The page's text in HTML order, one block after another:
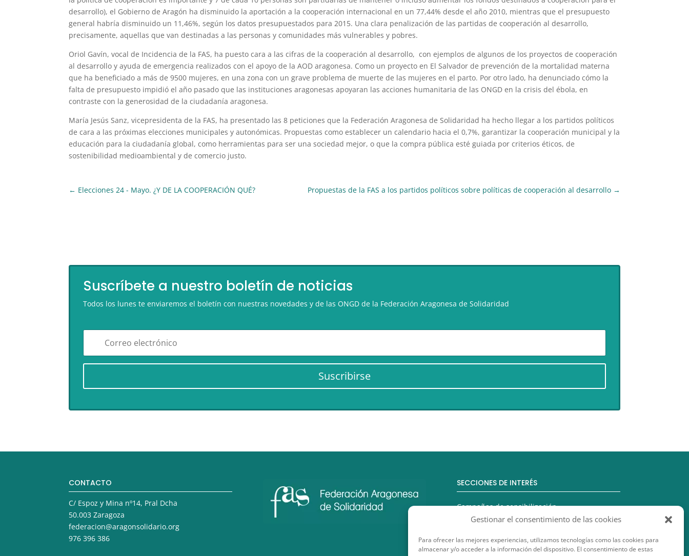
Gestionar el consentimiento de las cookies
Para ofrecer las mejores experiencias, utilizamos tecnologías como las cookies para
almacenar y/o acceder a la información del dispositivo. El consentimiento de estas
desarrollo), el Gobierno de Aragón ha disminuido la aportación a la cooperación internacional en un 77,44% desde el año 2010, mientras que el presupuesto
general habría disminuido un 11,46%, según los datos presupuestados para 2015. Una clara penalización de las partidas de cooperación al desarrollo,
precisamente, aquellas que van destinadas a las personas y comunidades más vulnerables y pobres.
Oriol Gavín, vocal de Incidencia de la FAS, ha puesto cara a las cifras de la cooperación al desarrollo, con ejemplos de algunos de los proyectos de cooperación
al desarrollo y ayuda de emergencia realizados con el apoyo de la AOD aragonesa. Como un proyecto en El Salvador de prevención de la mortalidad materna
que ha beneficiado a más de 9500 mujeres, en una zona con un grave problema de muerte de las mujeres en el parto. Por otro lado, ha denunciado cómo la
falta de presupuesto impidió el año pasado que las instituciones aragonesas apoyaran las acciones humanitaria de las ONGD en la crisis del ébola, en
contraste con la generosidad de la ciudadanía aragonesa.
María Jesús Sanz, vicepresidenta de la FAS, ha presentado las 8 peticiones que la Federación Aragonesa de Solidaridad ha hecho llegar a los partidos políticos
de cara a las próximas elecciones municipales y autonómicas. Propuestas como establecer un calendario hacia el 0,7%, garantizar la cooperación municipal y la
educación para la ciudadanía global, como herramientas para ser una sociedad mejor, o que la compra pública esté guiada por criterios éticos, de
sostenibilidad medioambiental y de comercio justo.
← Elecciones 24 - Mayo. ¿Y DE LA COOPERACIÓN QUÉ? Propuestas de la FAS a los partidos políticos sobre políticas de cooperación al desarrollo→
Suscríbete a nuestro boletín de noticias
Todos los lunes te enviaremos el boletín con nuestras novedades y de las ONGD de la Federación Aragonesa de Solidaridad
Suscribirse
CONTACTO
C/ Espoz y Mina nº14, Pral Dcha
50.003 Zaragoza
federacion@aragonsolidario.org
976 396 386
SECCIONES DE INTERÉS
Campañas de sensibilización
Educación para el Desarrollo